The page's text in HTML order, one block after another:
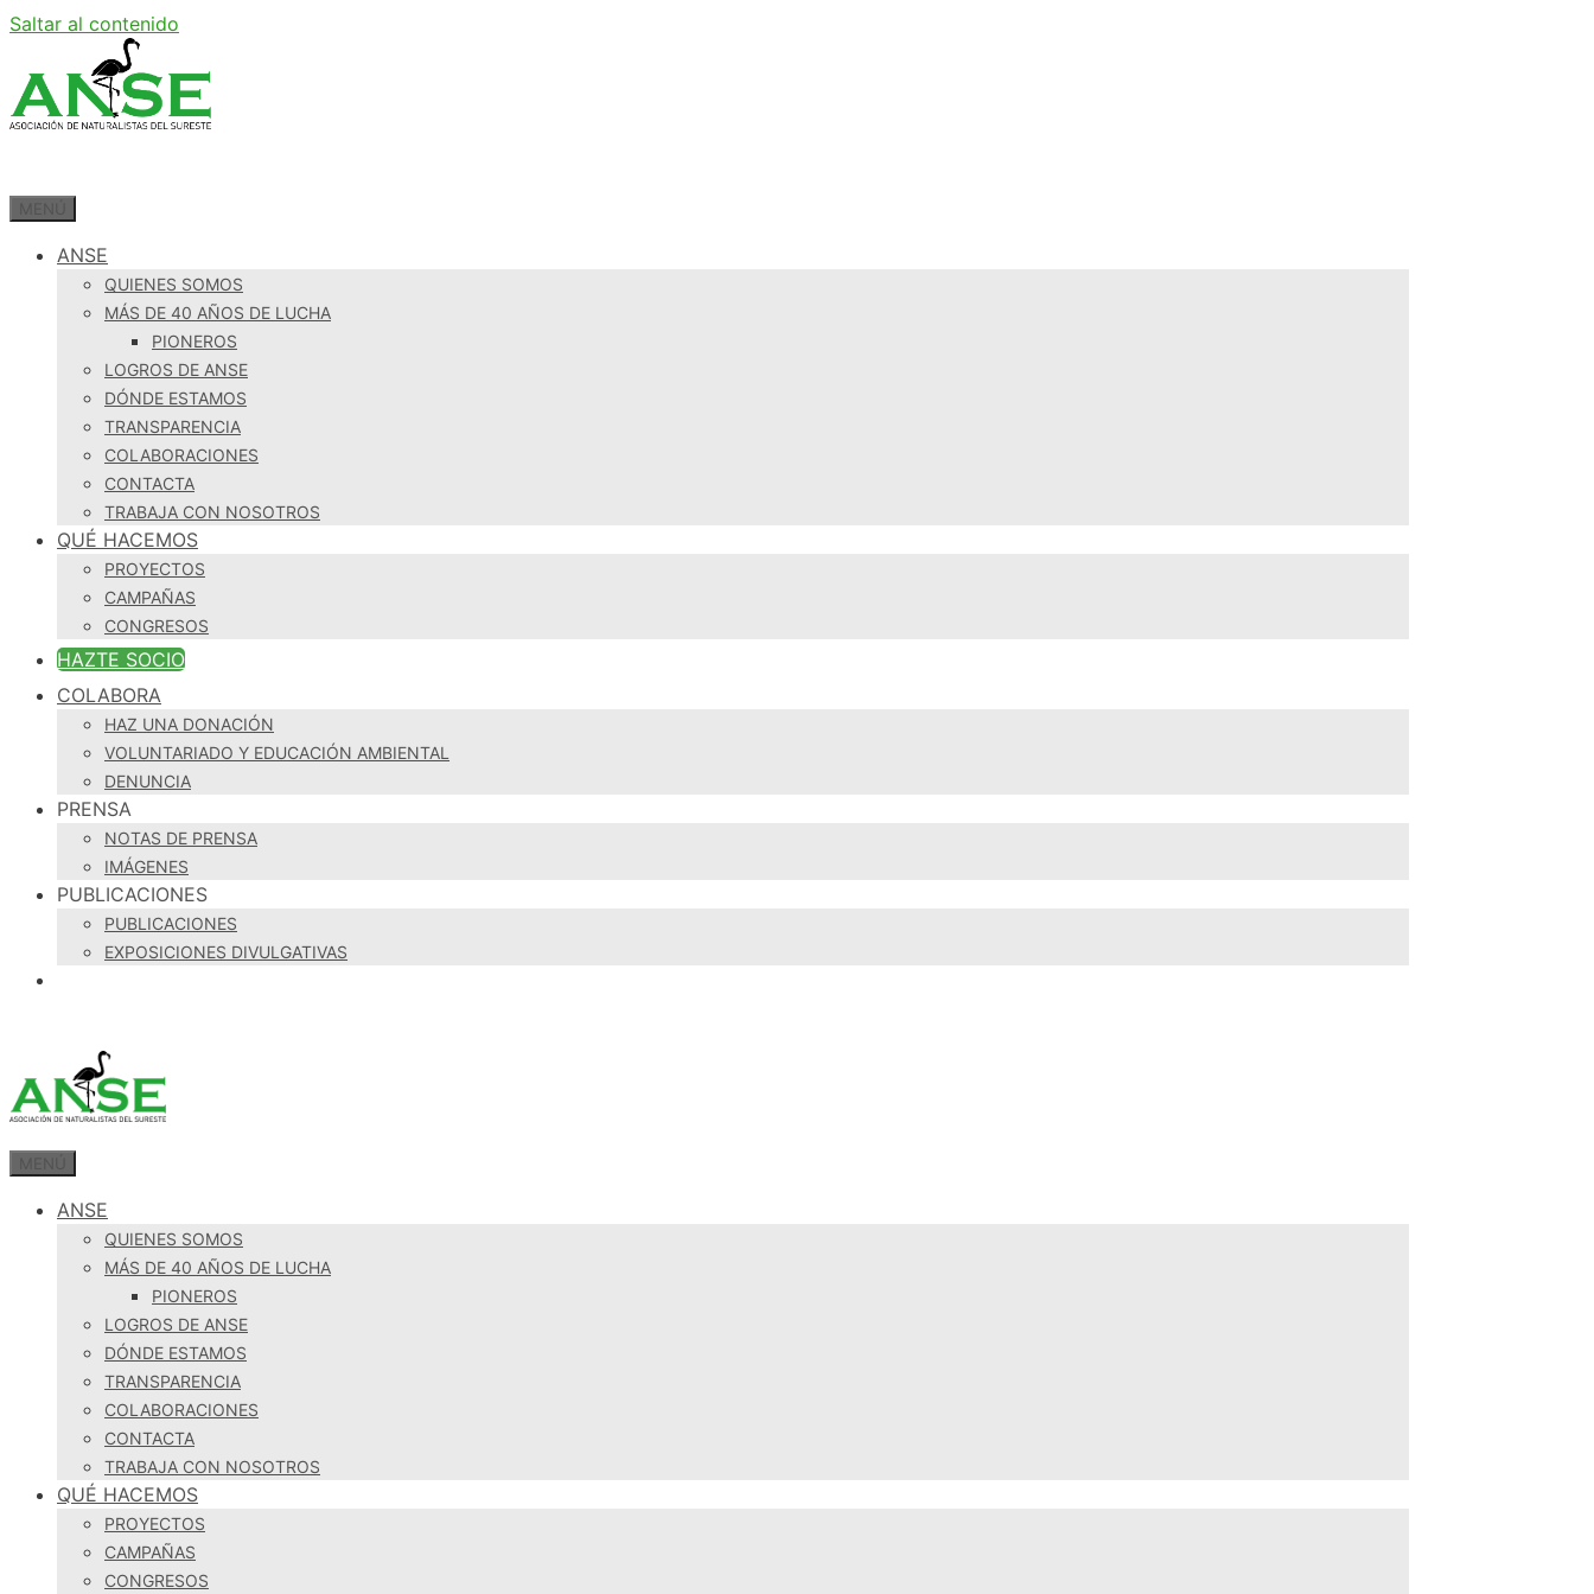
Saltar al contenido
ANSE
QUIENES SOMOS
MÁS DE 40 AÑOS DE LUCHA
PIONEROS
LOGROS DE ANSE
DÓNDE ESTAMOS
TRANSPARENCIA
COLABORACIONES
CONTACTA
TRABAJA CON NOSOTROS
QUÉ HACEMOS
PROYECTOS
CAMPAÑAS
CONGRESOS
HAZTE SOCIO
COLABORA
HAZ UNA DONACIÓN
VOLUNTARIADO Y EDUCACIÓN AMBIENTAL
DENUNCIA
PRENSA
NOTAS DE PRENSA
IMÁGENES
PUBLICACIONES
PUBLICACIONES
EXPOSICIONES DIVULGATIVAS
ANSE
QUIENES SOMOS
MÁS DE 40 AÑOS DE LUCHA
PIONEROS
LOGROS DE ANSE
DÓNDE ESTAMOS
TRANSPARENCIA
COLABORACIONES
CONTACTA
TRABAJA CON NOSOTROS
QUÉ HACEMOS
PROYECTOS
CAMPAÑAS
CONGRESOS